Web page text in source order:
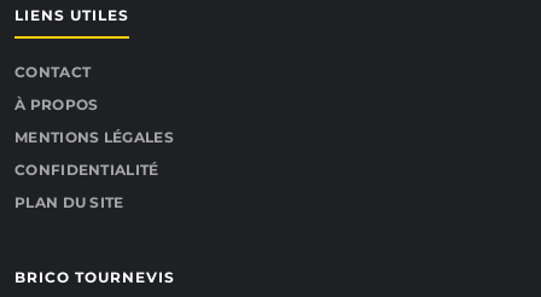
LIENS UTILES
CONTACT
À PROPOS
MENTIONS LÉGALES
CONFIDENTIALITÉ
PLAN DU SITE
BRICO TOURNEVIS